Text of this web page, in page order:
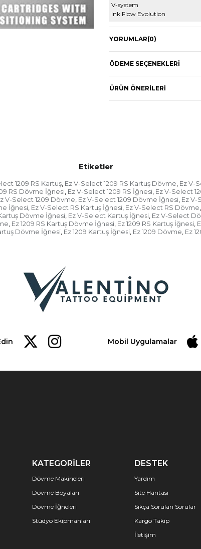
V-system
Ink Flow Evolution
Güvenlik Membran V tahrik
Kararlı premium ince iğneler
%100 EO Gazı ile sterilize
YORUMLAR(0)
ÖDEME SEÇENEKLERI
ÜRÜN ÖNERILERI
Etiketler
1209 RS Kartuş, Ez V-Select 1209 RS Kartuş Dövme, Ez V-
RS Dövme İğnesi, Ez V-Select 1209 RS İğnesi, Ez V-Select
V-Select 1209 Dövme, Ez V-Select 1209 Dövme İğnesi, Ez V-
İğnesi, Ez V-Select RS Kartuş İğnesi, Ez V-Select RS Dövme,
Dövme İğnesi, Ez V-Select Kartuş İğnesi, Ez V-Select
, Ez 1209 RS Kartuş Dövme İğnesi, Ez 1209 RS Kartuş İğnesi,
Dövme İğnesi, Ez 1209 Kartuş İğnesi, Ez 1209 Dövme, Ez
Mobil Uygulamalar
KATEGORİLER
Dövme Makineleri
Dövme Boyaları
Dövme İğneleri
Stüdyo Ekipmanları
DESTEK
Yardım
Site Haritası
Sıkça Sorulan Sorular
Kargo Takip
İletişim